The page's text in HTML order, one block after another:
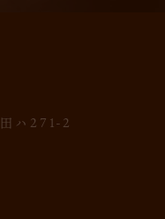
ハ271-2